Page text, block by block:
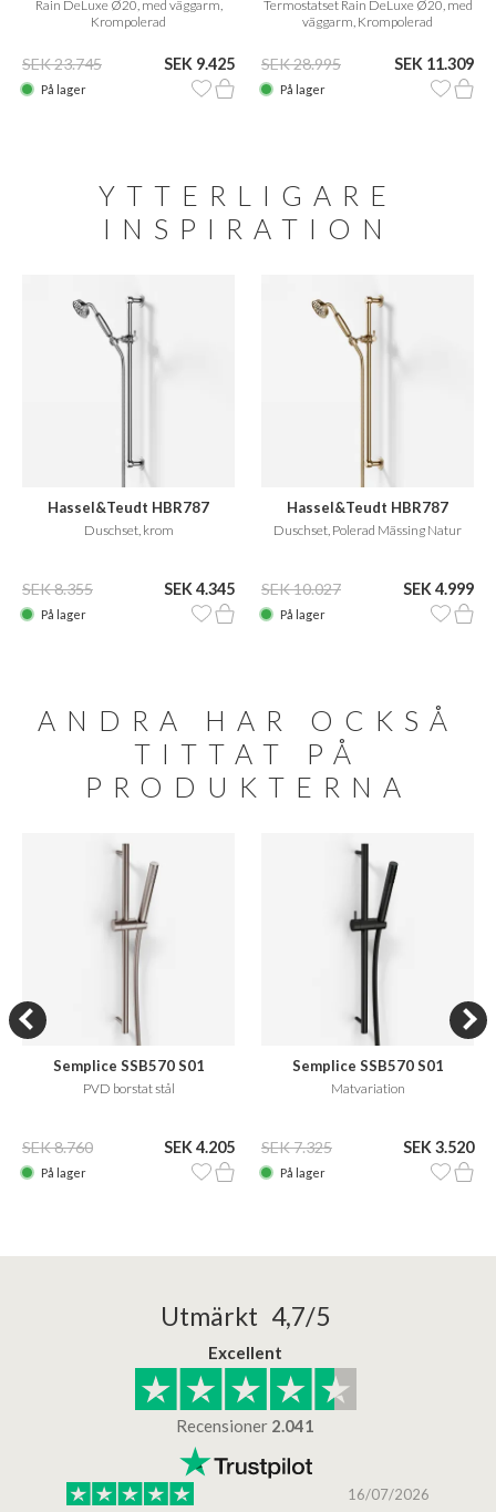
Rain DeLuxe Ø20, med väggarm,
Krompolerad
SEK 23.745 SEK 9.425
På lager
Termostatset Rain DeLuxe Ø20, med
väggarm, Krompolerad
SEK 28.995 SEK 11.309
På lager
YTTERLIGARE
INSPIRATION
Hassel&Teudt HBR787
Duschset, krom
SEK 8.355 SEK 4.345
På lager
Hassel&Teudt HBR787
Duschset, Polerad Mässing Natur
SEK 10.027 SEK 4.999
På lager
ANDRA HAR OCKSÅ
TITTAT PÅ
PRODUKTERNA
Semplice SSB570 S01
PVD borstat stål
SEK 8.760 SEK 4.205
På lager
Semplice SSB570 S01
Matvariation
SEK 7.325 SEK 3.520
På lager
Utmärkt 4,7/5
Excellent
Recensioner 2.041
16/07/2026